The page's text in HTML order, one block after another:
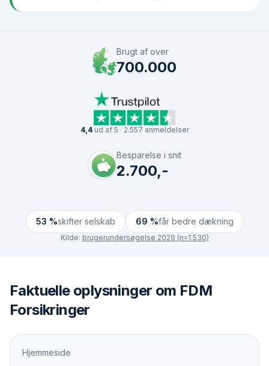
Brugt af over
700.000
4,4ud af 5 · 2.557 anmeldelser
Besparelse i snit
2.700,-
53 %skifter selskab 69 %får bedre dækning
Kilde: brugerundersøgelse 2026 (n=1.530)
Faktuelle oplysninger om FDM
Forsikringer
Hjemmeside